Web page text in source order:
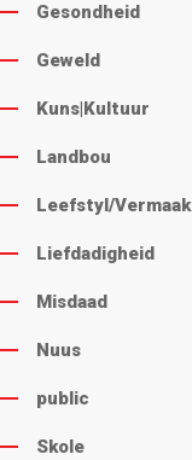
Gesondheid
Geweld
Kuns|Kultuur
Landbou
Leefstyl/Vermaak
Liefdadigheid
Misdaad
Nuus
public
Skole